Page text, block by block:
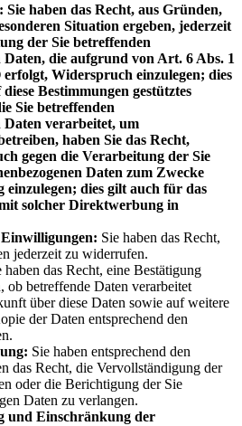
haben das Recht, aus Gründen,
Situation ergeben, jederzeit
der Sie betreffenden
Daten, die aufgrund von Art. 6 Abs. 1
Widerspruch einzulegen; dies
Bestimmungen gestütztes
Sie betreffenden
Daten verarbeitet, um
haben Sie das Recht,
gegen die Verarbeitung der Sie
Daten zum Zwecke
dies gilt auch für das
solcher Direktwerbung in
Sie haben das Recht,
jederzeit zu widerrufen.
haben das Recht, eine Bestätigung
ob betreffende Daten verarbeitet
über diese Daten sowie auf weitere
der Daten entsprechend den
Sie haben entsprechend den
das Recht, die Vervollständigung der
oder die Berichtigung der Sie
Daten zu verlangen.
und Einschränkung der